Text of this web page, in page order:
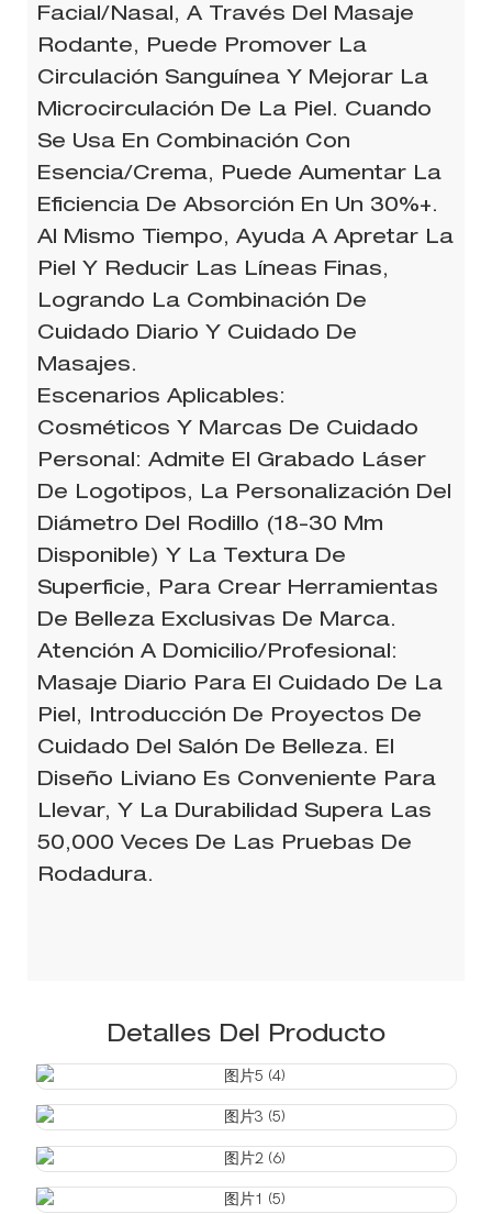
Facial/nasal, A Través Del Masaje
Rodante, Puede Promover La
Circulación Sanguínea Y Mejorar La
Microcirculación De La Piel. Cuando
Se Usa En Combinación Con
Esencia/crema, Puede Aumentar La
Eficiencia De Absorción En Un 30%+.
Al Mismo Tiempo, Ayuda A Apretar La
Piel Y Reducir Las Líneas Finas,
Logrando La Combinación De
Cuidado Diario Y Cuidado De
Masajes.
Escenarios Aplicables:
Cosméticos Y Marcas De Cuidado
Personal: Admite El Grabado Láser
De Logotipos, La Personalización Del
Diámetro Del Rodillo (18-30 Mm
Disponible) Y La Textura De
Superficie, Para Crear Herramientas
De Belleza Exclusivas De Marca.
Atención A Domicilio/profesional:
Masaje Diario Para El Cuidado De La
Piel, Introducción De Proyectos De
Cuidado Del Salón De Belleza. El
Diseño Liviano Es Conveniente Para
Llevar, Y La Durabilidad Supera Las
50,000 Veces De Las Pruebas De
Rodadura.
Detalles Del Producto